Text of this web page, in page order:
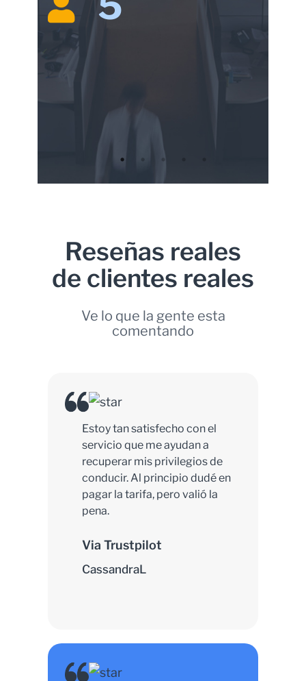
Reseñas reales
de clientes reales
Ve lo que la gente esta
comentando
Estoy tan satisfecho con el
servicio que me ayudan a
recuperar mis privilegios de
conducir. Al principio dudé en
pagar la tarifa, pero valió la
pena.
Via Trustpilot
CassandraL